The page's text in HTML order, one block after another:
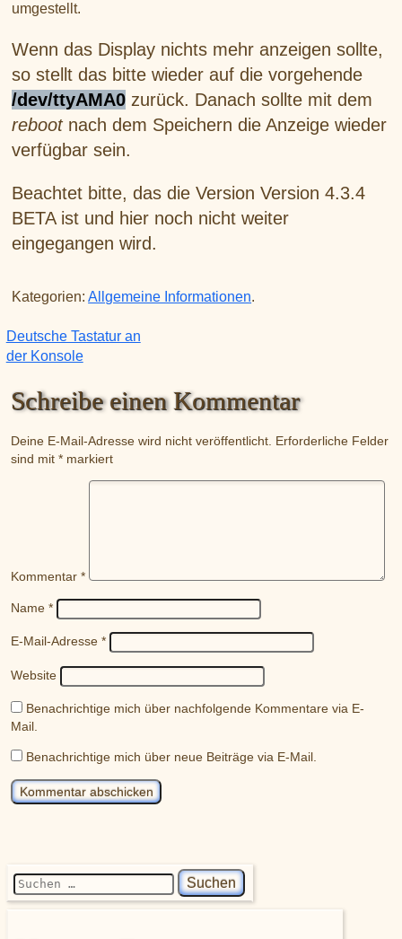
umgestellt.
Wenn das Display nichts mehr anzeigen sollte,
so stellt das bitte wieder auf die vorgehende
/dev/ttyAMA0 zurück. Danach sollte mit dem
rebootnach dem Speichern die Anzeige wieder
verfügbar sein.
Beachtet bitte, das die Version Version 4.3.4
BETA ist und hier noch nicht weiter
eingegangen wird.
Kategorien: Allgemeine Informationen.
Beitragsnavigation
Deutsche Tastatur an
der Konsole
Schreibe einen Kommentar
Deine E-Mail-Adresse wird nicht veröffentlicht. Erforderliche Felder
sind mit* markiert
Kommentar*
Name*
E-Mail-Adresse*
Website
Benachrichtige mich über nachfolgende Kommentare via E-
Mail.
Benachrichtige mich über neue Beiträge via E-Mail.
Suchen nach: